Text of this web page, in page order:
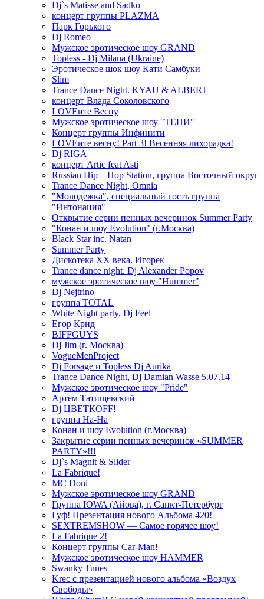
Dj`s Matisse and Sadko
концерт группы PLAZMA
Парк Горького
Dj Romeo
Мужское эротическое шоу GRAND
Topless - Dj Milana (Ukraine)
Эротическое шок шоу Кати Самбуки
Slim
Trance Dance Night. KYAU & ALBERT
концерт Влада Соколовского
LOVEите Весну
Мужское эротическое шоу "ТЕНИ"
Концерт группы Инфинити
LOVEите весну! Part 3! Весенняя лихорадка!
Dj RIGA
концерт Artic feat Asti
Russian Hip – Hop Station, группа Восточный округ
Trance Dance Night, Omnia
"Молодежка", специальный гость группа
"Интонация"
Открытие серии пенных вечеринок Summer Party
"Конан и шоу Evolution" (г.Москва)
Black Star inc. Natan
Summer Party
Дискотека ХХ века. Игорек
Trance dance night. Dj Alexander Popov
мужское эротическое шоу "Hummer"
Dj Nejtrino
группа TOTAL
White Night party, Dj Feel
Егор Крид
BIFFGUYS
Dj Jim (г. Москва)
VogueMenProject
Dj Forsage и Topless Dj Aurika
Trance Dance Night, Dj Damian Wasse 5.07.14
Мужское эротическое шоу "Pride"
Артем Татищевский
Dj ЦВЕТКOFF!
группа На-На
Конан и шоу Evolution (г.Москва)
Закрытие серии пенных вечеринок «SUMMER
PARTY»!!!
Dj`s Magnit & Slider
La Fabrique!
MC Doni
Мужское эротическое шоу GRAND
Группа IOWA (Айова), г. Санкт-Петербург
Гуф! Презентация нового Альбома 420!
SEXTREMSHOW — Самое горячее шоу!
La Fabrique 2!
Концерт группы Car-Man!
Мужское эротическое шоу HAMMER
Swanky Tunes
Krec с презентацией нового альбома «Воздух
Свободы»